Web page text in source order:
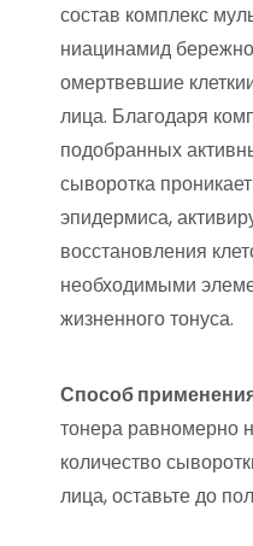
состав комплекс
ниацинамид
омертвевшие
лица. Благодаря
подобранных
сыворотка
эпидермиса,
восстановления
необходимыми
жизненного тонуса.
Способ
тонера равномерно
количество
лица, оставьте до